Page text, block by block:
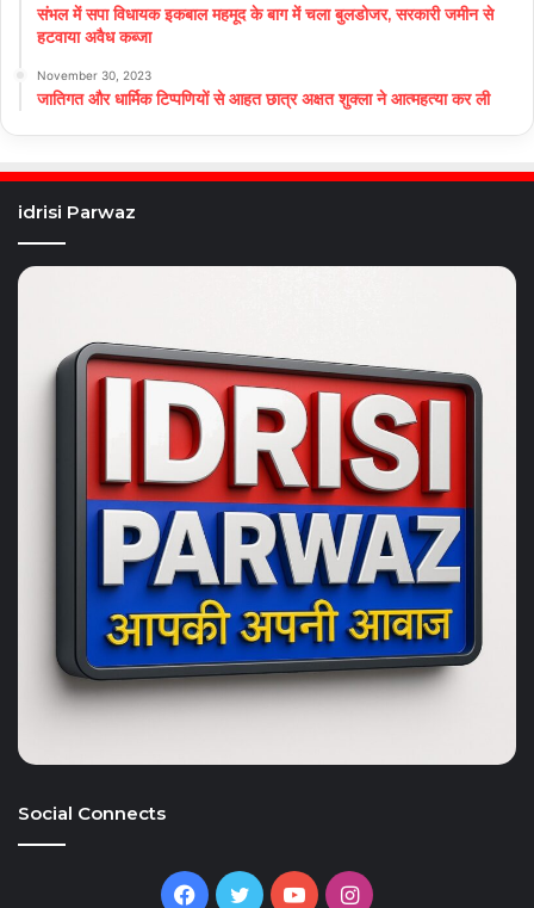
संभल में सपा विधायक इकबाल महमूद के बाग में चला बुलडोजर, सरकारी जमीन से
हटवाया अवैध कब्जा
November 30, 2023
जातिगत और धार्मिक टिप्पणियों से आहत छात्र अक्षत शुक्ला ने आत्महत्या कर ली
idrisi Parwaz
Social Connects
Facebook
TwitterYouTubeInstagram